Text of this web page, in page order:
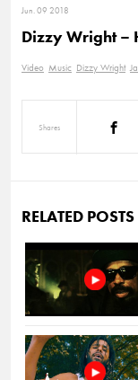
Jun. 09 2018
Dizzy Wright –
Video Music Dizzy Wright
Shares
RELATED POSTS